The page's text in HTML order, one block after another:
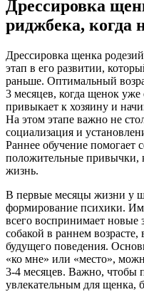
Дрессировка
риджбека, когда
Дрессировка щенка
этап в его развитии,
раньше. Оптимальный
3 месяцев, когда щенок
привыкает к хозяину и
На этом этапе важно не
социализация и
Раннее обучение помогает
положительные привычки,
жизнь.
В первые месяцы жизни у
формирование психики.
всего воспринимает новые
собакой в раннем
будущего поведения.
«ко мне» или «место»,
3-4 месяцев. Важно, чтобы
увлекательным для щенка,